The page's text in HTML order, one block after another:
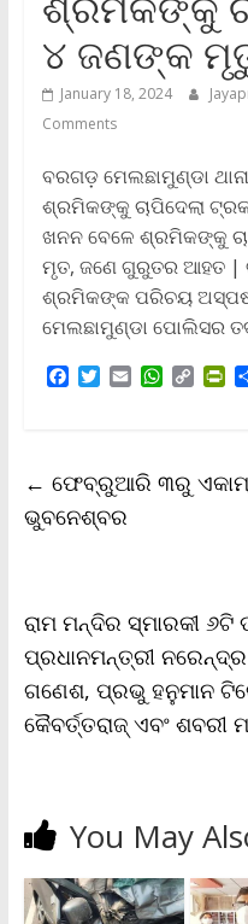
୪ ଜଣଙ୍କ
January 18, 2024
Comments
ବରଗଡ଼ ମେଲଛାମୁଣ୍ଡା
ଶ୍ରମିକଙ୍କୁ ଚାପିଦେଲା
ଖନନ ବେଳେ ଶ୍ରମିକଙ୍କୁ
ମୃତ, ଜଣେ ଗୁରୁତର ଆହତ |
ଶ୍ରମିକଙ୍କ ପରିଚୟ
ମେଲଛାମୁଣ୍ଡା ପୋଲିସର
F
o
o
k
T
e
r
E
W
A
C
i
P
F
l
y
← ଫେବ୍ରୁଆରି ୩ରୁ
ଭୁବନେଶ୍ବର
ରାମ ମନ୍ଦିର ସ୍ମାରକୀ ୬ଟି
ପ୍ରଧାନମନ୍ତ୍ରୀ
ଗଣେଶ, ପ୍ରଭୁ ହନୁମାନ
କୈବର୍ତ୍ତରାଜ୍‌ ଏବଂ ଶବରୀ
You May